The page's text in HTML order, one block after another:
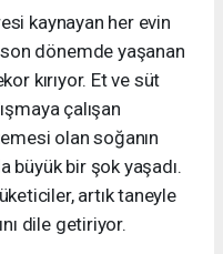
kaynayan her evin
dönemde yaşanan
kırıyor. Et ve süt
çalışan
olan soğanın
büyük bir şok yaşadı.
artık taneyle
dile getiriyor.